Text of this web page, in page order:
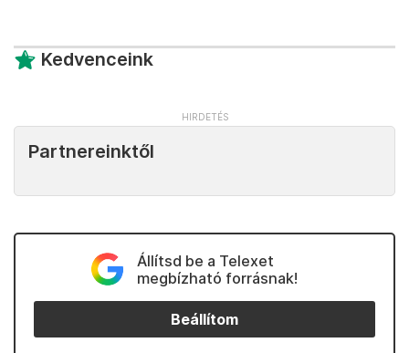
Kedvenceink
Partnereinktől
Állítsd be a Telexet
megbízható forrásnak!
Beállítom